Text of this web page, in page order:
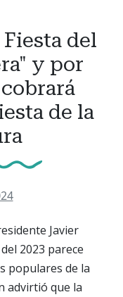
del
y por
de la
Javier
2023 parece
populares de la
advirtió que la